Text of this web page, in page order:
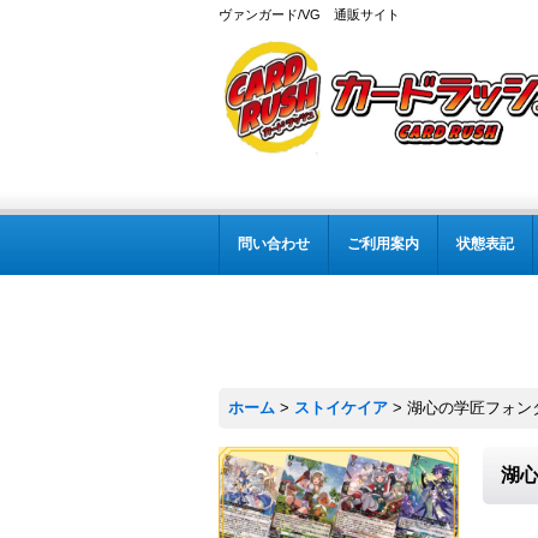
ヴァンガード/VG 通販サイト
問い合わせ ご利用案内 状態表記
ホーム > ストイケイア > 湖心の学匠フォン
湖